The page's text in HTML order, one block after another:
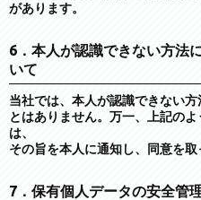
があります。
6．本人が認識できない方法
いて
当社では、本人が認識できない
とはありません。万一、上記の
は、
その旨を本人に通知し、同意を取
7．保有個人データの安全管